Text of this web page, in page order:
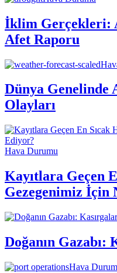
İklim Gerçekleri:
Afet Raporu
Dünya Genelinde
Olayları
Hava Durumu
Kayıtlara Geçen
Gezegenimiz İçin
Doğanın Gazabı:
Hava